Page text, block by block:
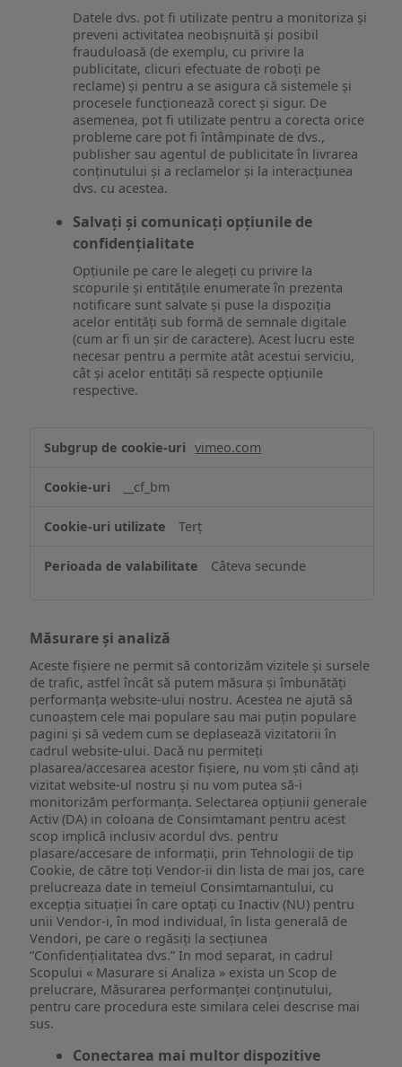
Datele dvs. pot fi utilizate pentru a monitoriza și
preveni activitatea neobișnuită și posibil
frauduloasă (de exemplu, cu privire la
publicitate, clicuri efectuate de roboți pe
reclame) și pentru a se asigura că sistemele și
procesele funcționează corect și sigur. De
asemenea, pot fi utilizate pentru a corecta orice
probleme care pot fi întâmpinate de dvs.,
publisher sau agentul de publicitate în livrarea
conținutului și a reclamelor și la interacțiunea
dvs. cu acestea.
Salvați și comunicați opțiunile de
confidențialitate
Opțiunile pe care le alegeți cu privire la
scopurile și entitățile enumerate în prezenta
notificare sunt salvate și puse la dispoziția
acelor entități sub formă de semnale digitale
(cum ar fi un șir de caractere). Acest lucru este
necesar pentru a permite atât acestui serviciu,
cât și acelor entități să respecte opțiunile
respective.
Asigurarea
funcționalităților
website-
ului
vimeo.com
__cf_bm
Terț
Câteva secunde
Măsurare și analiză
Aceste fișiere ne permit să contorizăm vizitele și sursele
de trafic, astfel încât să putem măsura și îmbunătăți
performanța website-ului nostru. Acestea ne ajută să
cunoaștem cele mai populare sau mai puțin populare
pagini și să vedem cum se deplasează vizitatorii în
cadrul website-ului. Dacă nu permiteți
plasarea/accesarea acestor fișiere, nu vom ști când ați
vizitat website-ul nostru și nu vom putea să-i
monitorizăm performanța. Selectarea opțiunii generale
Activ (DA) in coloana de Consimtamant pentru acest
scop implică inclusiv acordul dvs. pentru
plasare/accesare de informații, prin Tehnologii de tip
Cookie, de către toți Vendor-ii din lista de mai jos, care
prelucreaza date in temeiul Consimtamantului, cu
excepția situației în care optați cu Inactiv (NU) pentru
unii Vendor-i, în mod individual, în lista generală de
Vendori, pe care o regăsiți la secțiunea
“Confidențialitatea dvs.” In mod separat, in cadrul
Scopului « Masurare si Analiza » exista un Scop de
prelucrare, Măsurarea performanței conținutului,
pentru care procedura este similara celei descrise mai
sus.
Conectarea mai multor dispozitive